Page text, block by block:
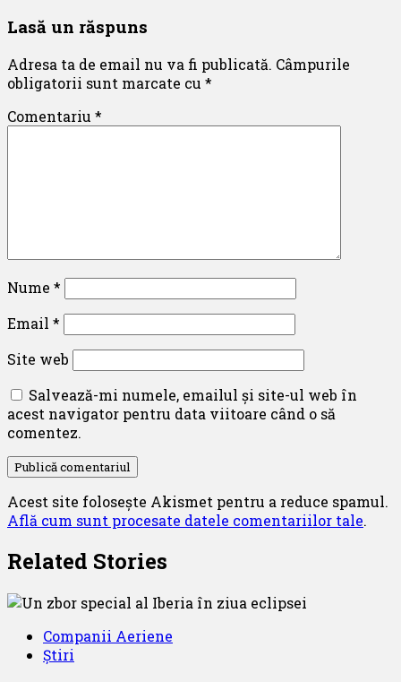
Lasă un răspuns
Adresa ta de email nu va fi publicată. Câmpurile
obligatorii sunt marcate cu *
Comentariu *
Nume *
Email *
Site web
Salvează-mi numele, emailul și site-ul web în
acest navigator pentru data viitoare când o să
comentez.
Acest site folosește Akismet pentru a reduce spamul.
Află cum sunt procesate datele comentariilor tale.
Related Stories
Companii Aeriene
Știri